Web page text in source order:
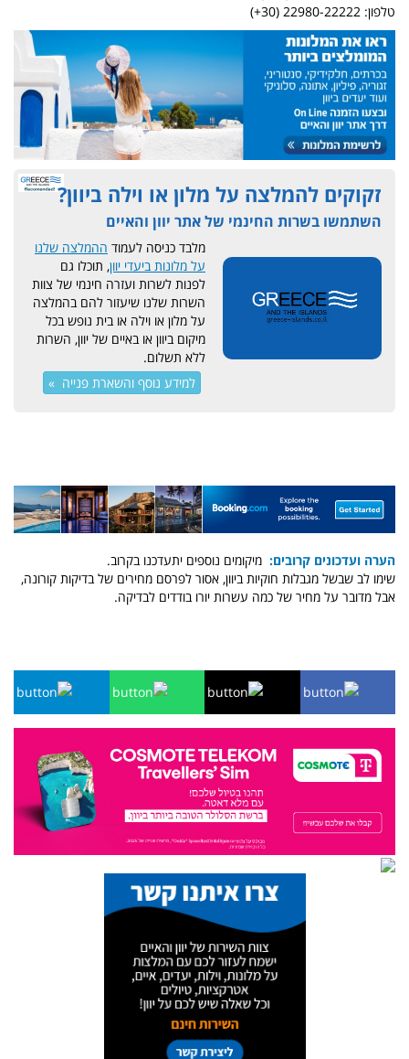
טלפון: 22980-22222 (30+)
זקוקים להמלצה על מלון או וילה ביוון?
השתמשו בשרות החינמי של אתר יוון והאיים
מלבד כניסה לעמוד ההמלצה שלנו
על מלונות ביעדי יוון, תוכלו גם
לפנות לשרות ועזרה חינמי של צוות
השרות שלנו שיעזור להם בהמלצה
על מלון או וילה או בית נופש בכל
מיקום ביוון או באיים של יוון, השרות
ללא תשלום.
למידע נוסף והשארת פנייה »
הערה ועדכונים קרובים: מיקומים נוספים יתעדכנו בקרוב.
שימו לב שבשל מגבלות חוקיות ביוון, אסור לפרסם מחירים של בדיקות קורונה,
אבל מדובר על מחיר של כמה עשרות יורו בודדים לבדיקה.